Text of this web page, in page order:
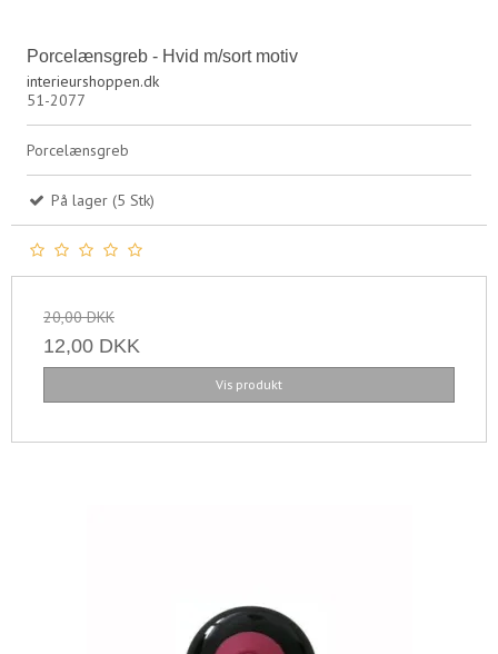
Porcelænsgreb - Hvid m/sort motiv
interieurshoppen.dk
51-2077
Porcelænsgreb
På lager (5 Stk)
20,00 DKK
12,00 DKK
Vis produkt